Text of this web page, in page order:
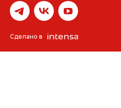
Сделано в